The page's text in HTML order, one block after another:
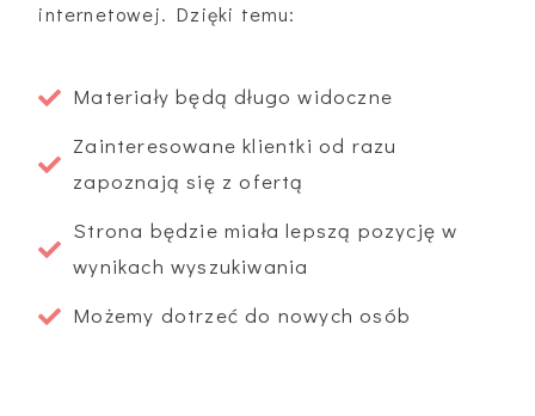
internetowej. Dzięki temu:
Materiały będą długo widoczne
Zainteresowane klientki od razu
zapoznają się z ofertą
Strona będzie miała lepszą pozycję w
wynikach wyszukiwania
Możemy dotrzeć do nowych osób